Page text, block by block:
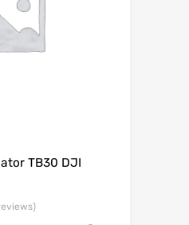
TB30 DJI